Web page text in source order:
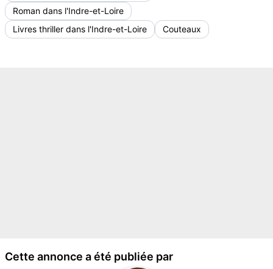
Roman dans l'Indre-et-Loire
Livres thriller dans l'Indre-et-Loire
Couteaux
Cette annonce a été publiée par